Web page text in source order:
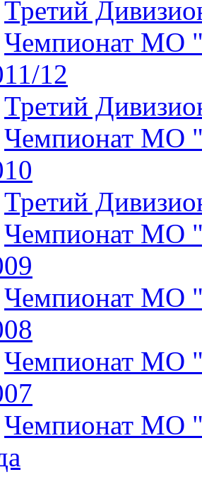
Третий
Чемпионат МО
12
Третий
Чемпионат МО
Третий
Чемпионат МО
Чемпионат МО
Чемпионат МО
Чемпионат МО